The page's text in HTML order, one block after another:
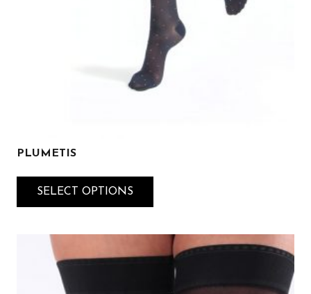
PLUMETIS
SELECT OPTIONS